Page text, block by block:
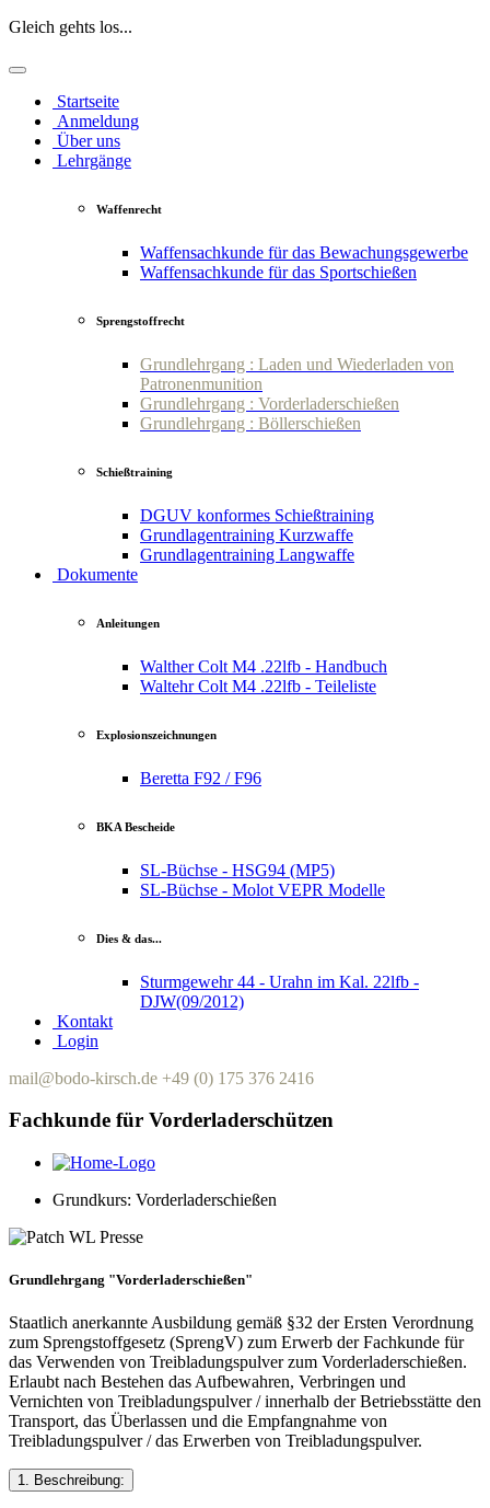
Gleich gehts los...
Startseite
Anmeldung
Über uns
Lehrgänge
Waffenrecht
Waffensachkunde für das Bewachungsgewerbe
Waffensachkunde für das Sportschießen
Sprengstoffrecht
Grundlehrgang : Laden und Wiederladen von
Patronenmunition
Grundlehrgang : Vorderladerschießen
Grundlehrgang : Böllerschießen
Schießtraining
DGUV konformes Schießtraining
Grundlagentraining Kurzwaffe
Grundlagentraining Langwaffe
Dokumente
Anleitungen
Walther Colt M4 .22lfb - Handbuch
Waltehr Colt M4 .22lfb - Teileliste
Explosionszeichnungen
Beretta F92 / F96
BKA Bescheide
SL-Büchse - HSG94 (MP5)
SL-Büchse - Molot VEPR Modelle
Dies & das...
Sturmgewehr 44 - Urahn im Kal. 22lfb -
DJW(09/2012)
Kontakt
Login
mail@bodo-kirsch.de +49 (0) 175 376 2416
Fachkunde für Vorderladerschützen
Grundkurs: Vorderladerschießen
Grundlehrgang "Vorderladerschießen"
Staatlich anerkannte Ausbildung gemäß §32 der Ersten Verordnung
zum Sprengstoffgesetz (SprengV) zum Erwerb der Fachkunde für
das Verwenden von Treibladungspulver zum Vorderladerschießen.
Erlaubt nach Bestehen das Aufbewahren, Verbringen und
Vernichten von Treibladungspulver / innerhalb der Betriebsstätte den
Transport, das Überlassen und die Empfangnahme von
Treibladungspulver / das Erwerben von Treibladungspulver.
1. Beschreibung: